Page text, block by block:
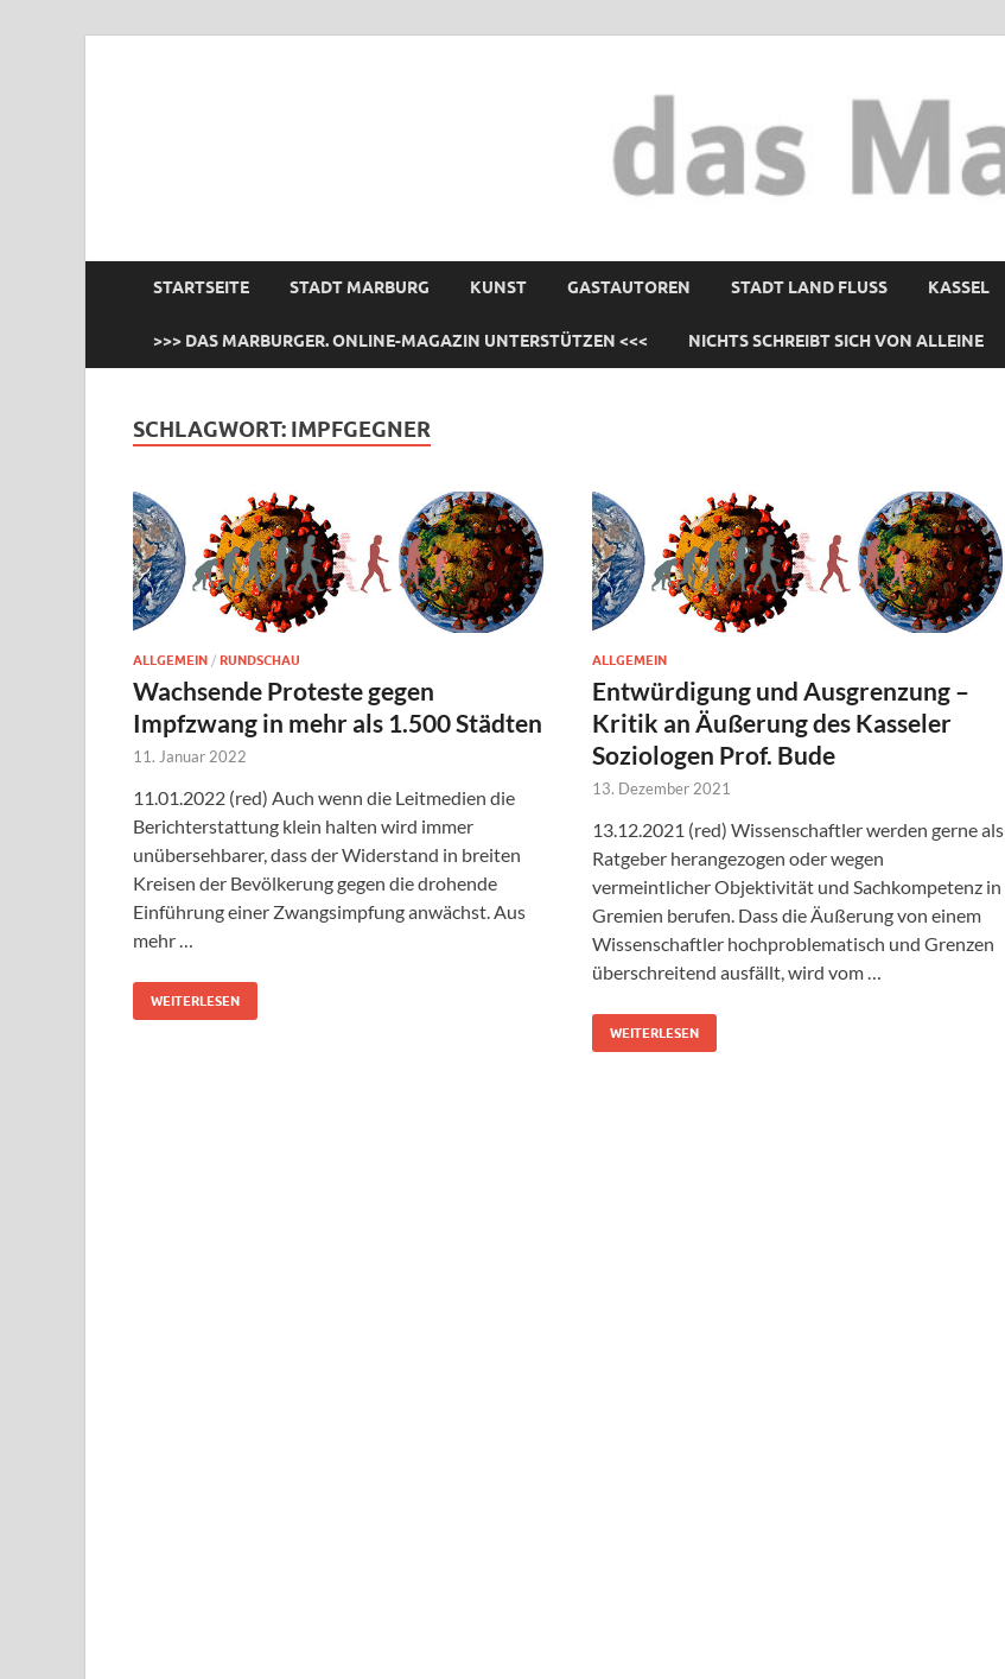
STARTSEITE STADT MARBURG KUNST GASTAUTOREN STADT LAND FLUSS KASSEL
>>> DAS MARBURGER. ONLINE-MAGAZIN UNTERSTÜTZEN <<< NICHTS SCHREIBT SICH VON ALLEINE
SCHLAGWORT: IMPFGEGNER
ALLGEMEIN / RUNDSCHAU
Wachsende Proteste gegen
Impfzwang in mehr als 1.500 Städten
11. Januar 2022
11.01.2022 (red) Auch wenn die Leitmedien die
Berichterstattung klein halten wird immer
unübersehbarer, dass der Widerstand in breiten
Kreisen der Bevölkerung gegen die drohende
Einführung einer Zwangsimpfung anwächst. Aus
mehr …
WEITERLESEN
ALLGEMEIN
Entwürdigung und Ausgrenzung –
Kritik an Äußerung des Kasseler
Soziologen Prof. Bude
13. Dezember 2021
13.12.2021 (red) Wissenschaftler werden gerne als
Ratgeber herangezogen oder wegen
vermeintlicher Objektivität und Sachkompetenz in
Gremien berufen. Dass die Äußerung von einem
Wissenschaftler hochproblematisch und Grenzen
überschreitend ausfällt, wird vom …
WEITERLESEN